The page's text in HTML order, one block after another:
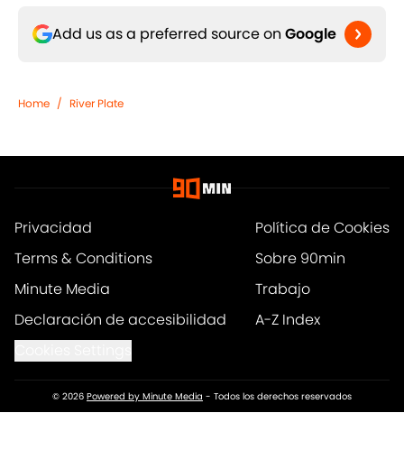
Add us as a preferred source on Google
Home / River Plate
Privacidad
Política de Cookies
Terms & Conditions
Sobre 90min
Minute Media
Trabajo
Declaración de accesibilidad
A-Z Index
© 2026 Powered by Minute Media - Todos los derechos reservados